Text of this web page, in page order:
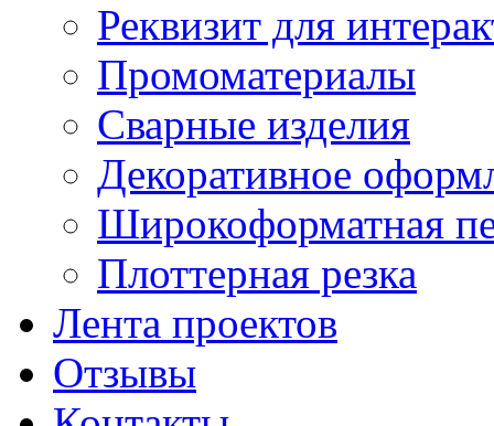
Реквизит для
Промоматериалы
Сварные изделия
Декоративное
Широкоформатная
Плоттерная резка
Лента проектов
Отзывы